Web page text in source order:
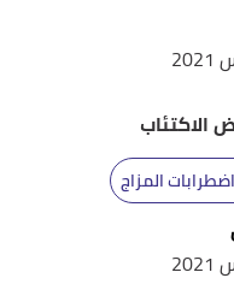
"DO
PERSONALITY?",
الاكتئاب
المزاج